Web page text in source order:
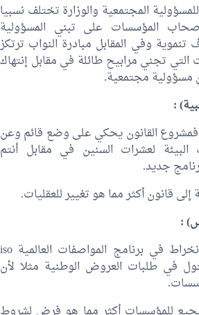
المجتمعية والوزارة تختلف نسبيا
المؤسسات على تبني المسؤولية
وفي المقابل مبادرة النواب ترتكز
تجني مرابيح طائلة في مقابل إنتهاك
مسؤولية مجتمعية.
:
القانون يحكي على وضع قائم وعن
لعشرات السنين في مقابل أنتم
جديد.
قانون أكثر مما هو تغيير للعقليات.
:
أقترح مثلا إشتراط الإنخراط في برنامج المواصفات العالمية iso
في طلبات العروض الوطنية مثلا لأن